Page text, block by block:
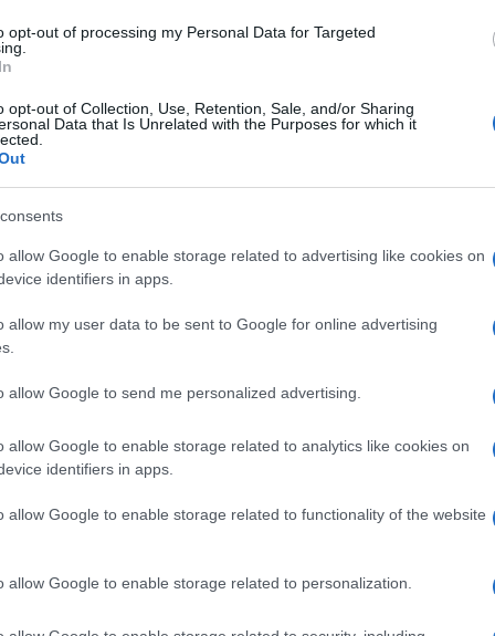
opt-out of processing my Personal Data for Targeted
opt-out of Collection, Use, Retention, Sale, and/or Sharing
Data that Is Unrelated with the Purposes for which it
allow Google to enable storage related to advertising like cookies on
identifiers in apps.
allow my user data to be sent to Google for online advertising
allow Google to send me personalized advertising.
allow Google to enable storage related to analytics like cookies on
identifiers in apps.
allow Google to enable storage related to functionality of the website
allow Google to enable storage related to personalization.
(Φωτ.: vema.com.au)
της Αυστραλιανής Ομοσπονδίας
παρουσία τους, τους συντελεστές
τους, και τους παρευρισκόμενους
υπόσχεση: «Θα τιμούμε την προσφορά τον
μας, αφού δεν πρόκειται να τους